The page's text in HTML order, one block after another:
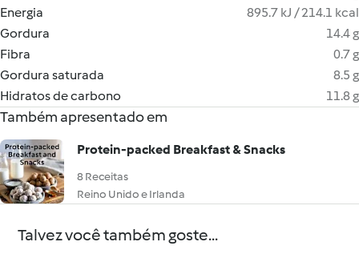
Energia
895.7 kJ / 214.1 kcal
Gordura
14.4 g
Fibra
0.7 g
Gordura saturada
8.5 g
Hidratos de carbono
11.8 g
Também apresentado em
Protein-packed Breakfast & Snacks
8 Receitas
Reino Unido e Irlanda
Talvez você também goste...